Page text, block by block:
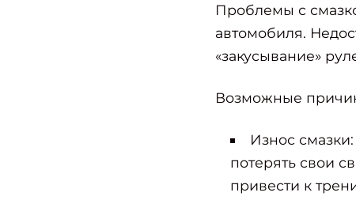
Проблемы с
автомобиля.
«закусывание»
Возможные
Износ
потерять свои
привести к